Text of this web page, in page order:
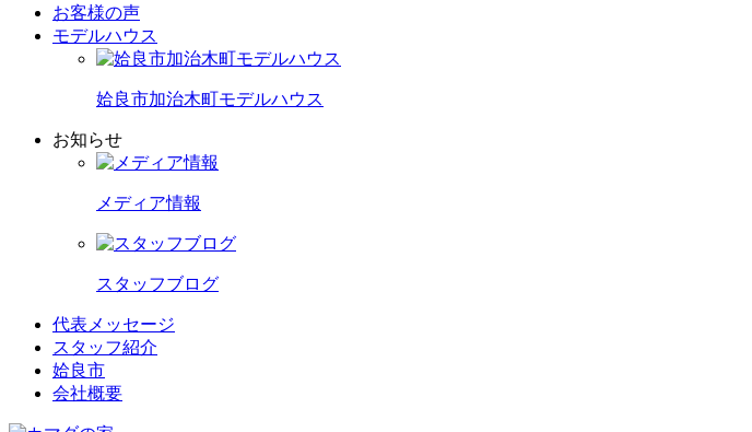
お客様の声
モデルハウス
姶良市加治木町モデルハウス
お知らせ
メディア情報
スタッフブログ
代表メッセージ
スタッフ紹介
姶良市
会社概要